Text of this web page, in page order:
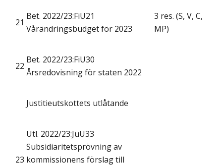
21
Bet. 2022/23:FiU21
Vårändringsbudget för 2023
3 res. (S, V, C,
MP)
22
Bet. 2022/23:FiU30
Årsredovisning för staten 2022
Justitieutskottets utlåtande
23
Utl. 2022/23:JuU33
Subsidiaritetsprövning av
kommissionens förslag till